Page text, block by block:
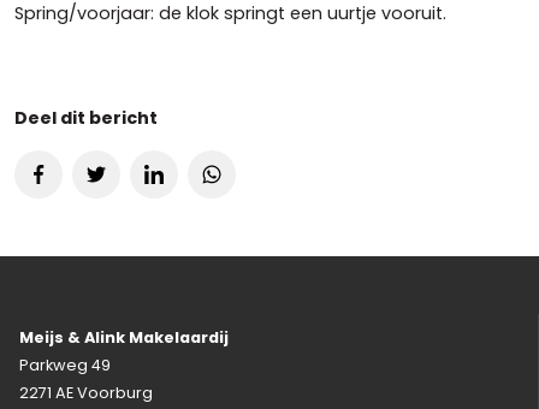
Spring/voorjaar: de klok springt een uurtje vooruit.
Deel dit bericht
Meijs & Alink Makelaardij
Parkweg 49
2271 AE Voorburg